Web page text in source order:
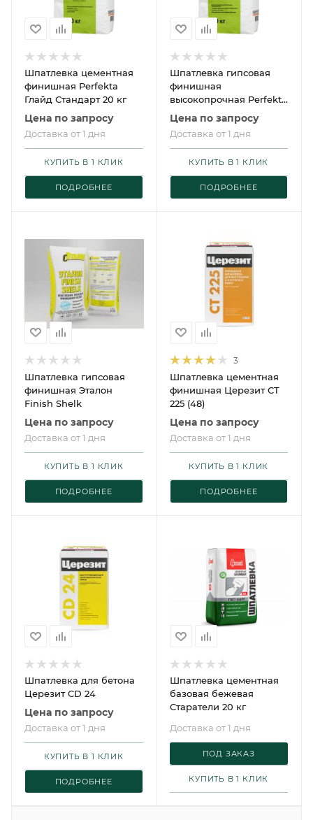
Шпатлевка цементная
финишная Perfekta
Глайд Стандарт 20 кг
Цена по запросу
Доставка от 1 дня
ПОДРОБНЕЕ
КУПИТЬ В 1 КЛИК
Шпатлевка гипсовая
финишная
высокопрочная Perfekta
Суперфиниш 20 кг
Цена по запросу
Доставка от 1 дня
ПОДРОБНЕЕ
КУПИТЬ В 1 КЛИК
Шпатлевка гипсовая
финишная Эталон
Finish Shelk
Цена по запросу
Доставка от 1 дня
ПОДРОБНЕЕ
КУПИТЬ В 1 КЛИК
3
Шпатлевка цементная
финишная Церезит CT
225 (48)
Цена по запросу
Доставка от 1 дня
ПОДРОБНЕЕ
КУПИТЬ В 1 КЛИК
Шпатлевка для бетона
Церезит CD 24
Цена по запросу
Доставка от 1 дня
ПОДРОБНЕЕ
КУПИТЬ В 1 КЛИК
Шпатлевка цементная
базовая бежевая
Старатели 20 кг
Доставка от 1 дня
ПОД ЗАКАЗ
КУПИТЬ В 1 КЛИК